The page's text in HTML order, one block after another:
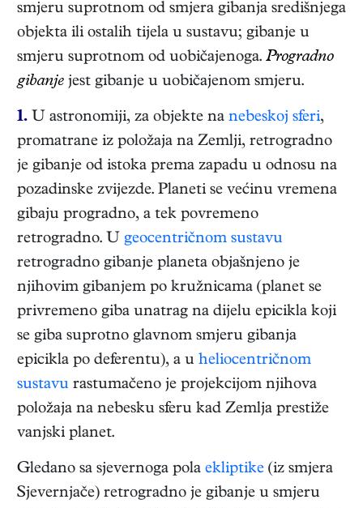
smjeru suprotnom od smjera gibanja središnjega
objekta ili ostalih tijela u sustavu; gibanje u
smjeru suprotnom od uobičajenoga. Progradno
gibanje jest gibanje u uobičajenom smjeru.
1. U astronomiji, za objekte na nebeskoj sferi,
promatrane iz položaja na Zemlji, retrogradno
je gibanje od istoka prema zapadu u odnosu na
pozadinske zvijezde. Planeti se većinu vremena
gibaju progradno, a tek povremeno
retrogradno. U geocentričnom sustavu
retrogradno gibanje planeta objašnjeno je
njihovim gibanjem po kružnicama (planet se
privremeno giba unatrag na dijelu epicikla koji
se giba suprotno glavnom smjeru gibanja
epicikla po deferentu), a u heliocentričnom
sustavu rastumačeno je projekcijom njihova
položaja na nebesku sferu kad Zemlja prestiže
vanjski planet.
Gledano sa sjevernoga pola ekliptike (iz smjera
Sjevernjače) retrogradno je gibanje u smjeru